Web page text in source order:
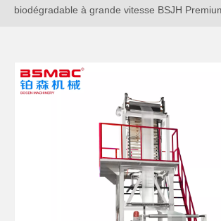
biodégradable à grande vitesse BSJH